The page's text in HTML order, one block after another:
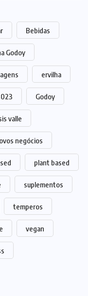
Bebidas
Godoy
ervilha
Godoy
valle
negócios
plant based
suplementos
temperos
vegan